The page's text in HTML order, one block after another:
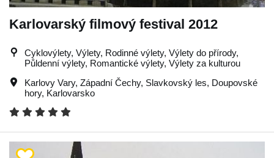
Karlovarský filmový festival 2012
Cyklovýlety, Výlety, Rodinné výlety, Výlety do přírody,
Půldenní výlety, Romantické výlety, Výlety za kulturou
Karlovy Vary, Západní Čechy, Slavkovský les, Doupovské
hory, Karlovarsko